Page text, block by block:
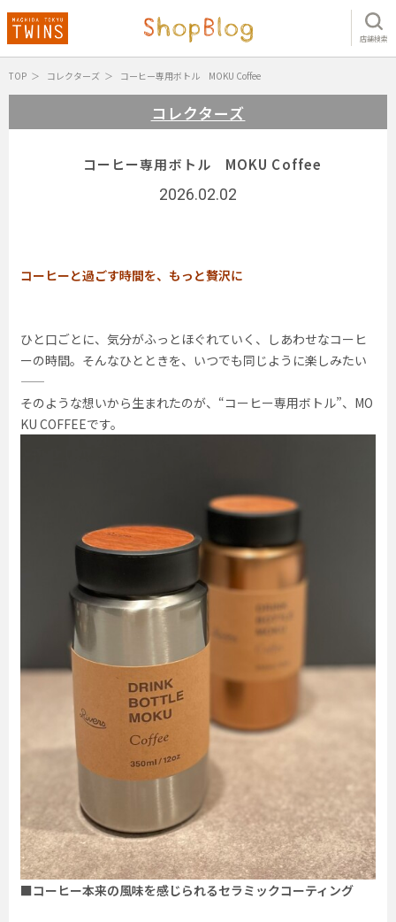
店舗検索
TOP コレクターズ コーヒー専用ボトル MOKU Coffee
コレクターズ
コーヒー専用ボトル MOKU Coffee
2026.02.02
コーヒーと過ごす時間を、もっと贅沢に
ひと口ごとに、気分がふっとほぐれていく、しあわせなコーヒ
ーの時間。そんなひとときを、いつでも同じように楽しみたい
——
そのような想いから生まれたのが、“コーヒー専用ボトル”、MO
KU COFFEEです。
■コーヒー本来の風味を感じられるセラミックコーティング